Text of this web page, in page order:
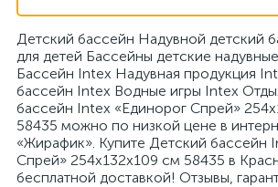
Детский бассейн Надувной детский
для детей Бассейны детские
Бассейн Intex Надувная продукция
бассейн Intex Водные игры Intex
бассейн Intex «Единорог Спрей»
58435 можно по низкой цене в
«Жирафик». Купите Детский бассейн
Спрей» 254х132х109 см 58435 в
бесплатной доставкой! Отзывы,